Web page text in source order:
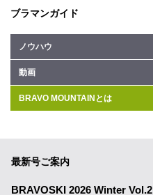
ブラマンガイド
ノウハウ
動画
BRAVO MOUNTAINとは
最新号ご案内
BRAVOSKI 2026 Winter Vol.2